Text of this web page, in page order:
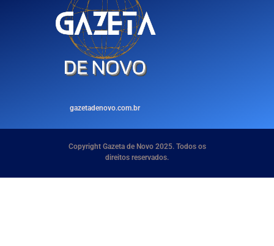
gazetadenovo.com.br
Copyright Gazeta de Novo 2025. Todos os
direitos reservados.